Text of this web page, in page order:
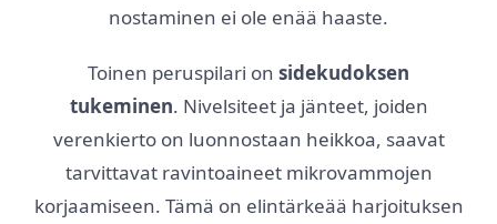
nostaminen ei ole enää haaste.
Toinen peruspilari on sidekudoksen
tukeminen. Nivelsiteet ja jänteet, joiden
verenkierto on luonnostaan heikkoa, saavat
tarvittavat ravintoaineet mikrovammojen
korjaamiseen. Tämä on elintärkeää harjoituksen